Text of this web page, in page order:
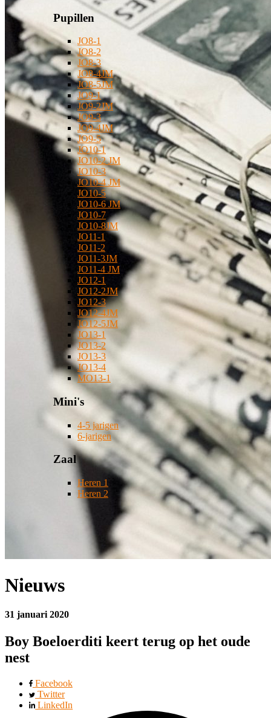
Pupillen
JO8-1
JO8-2
JO8-3
JO8-4JM
JO8-5JM
JO9-1
JO9-2JM
JO9-3
JO9-4JM
JO9-5
JO10-1
JO10-2 JM
JO10-3
JO10-4 JM
JO10-5
JO10-6 JM
JO10-7
JO10-8JM
JO11-1
JO11-2
JO11-3JM
JO11-4 JM
JO12-1
JO12-2JM
JO12-3
JO12-4JM
JO12-5JM
JO13-1
JO13-2
JO13-3
JO13-4
MO13-1
Mini's
4-5 jarigen
6-jarigen
Zaal
Heren 1
Heren 2
Nieuws
31 januari 2020
Boy Boeloerditi keert terug op het oude
nest
Facebook
Twitter
LinkedIn